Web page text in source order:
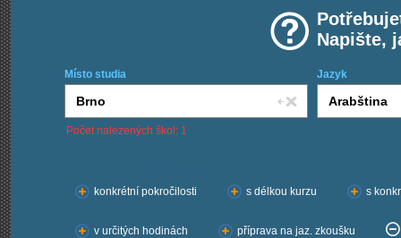
Napište,
Místo studia Jazyk
Počet nalezených škol: 1
konkrétní pokročilosti
s délkou kurzu s
v určitých hodinách příprava na jaz. zkoušku